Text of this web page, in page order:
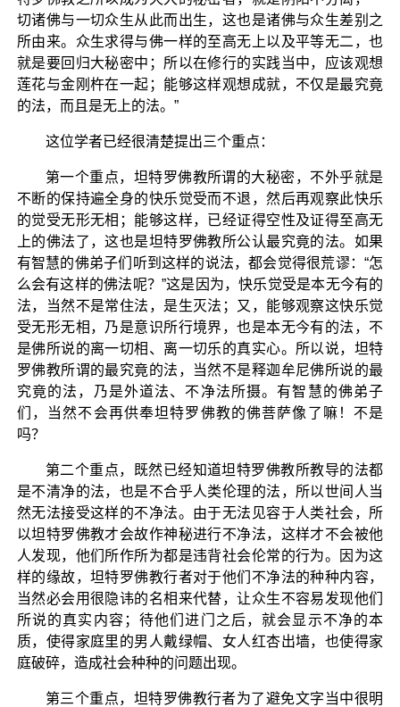
切诸佛与一切众生从此而出生，这也是诸佛与众生差别之
所由来。众生求得与佛一样的至高无上以及平等无二，也
就是要回归大秘密中；所以在修行的实践当中，应该观想
莲花与金刚杵在一起；能够这样观想成就，不仅是最究竟
的法，而且是无上的法。”
这位学者已经很清楚提出三个重点：
第一个重点，坦特罗佛教所谓的大秘密，不外乎就是
不断的保持遍全身的快乐觉受而不退，然后再观察此快乐
的觉受无形无相；能够这样，已经证得空性及证得至高无
上的佛法了，这也是坦特罗佛教所公认最究竟的法。如果
有智慧的佛弟子们听到这样的说法，都会觉得很荒谬：“怎
么会有这样的佛法呢？”这是因为，快乐觉受是本无今有的
法，当然不是常住法，是生灭法；又，能够观察这快乐觉
受无形无相，乃是意识所行境界，也是本无今有的法，不
是佛所说的离一切相、离一切乐的真实心。所以说，坦特
罗佛教所谓的最究竟的法，当然不是释迦牟尼佛所说的最
究竟的法，乃是外道法、不净法所摄。有智慧的佛弟子
们，当然不会再供奉坦特罗佛教的佛菩萨像了嘛！不是
吗？
第二个重点，既然已经知道坦特罗佛教所教导的法都
是不清净的法，也是不合乎人类伦理的法，所以世间人当
然无法接受这样的不净法。由于无法见容于人类社会，所
以坦特罗佛教才会故作神秘进行不净法，这样才不会被他
人发现，他们所作所为都是违背社会伦常的行为。因为这
样的缘故，坦特罗佛教行者对于他们不净法的种种内容，
当然必会用很隐讳的名相来代替，让众生不容易发现他们
所说的真实内容；待他们进门之后，就会显示不净的本
质，使得家庭里的男人戴绿帽、女人红杏出墙，也使得家
庭破碎，造成社会种种的问题出现。
第三个重点，坦特罗佛教行者为了避免文字当中很明